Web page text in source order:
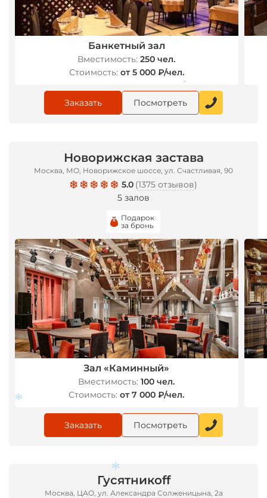
Банкетный зал
Вместимость: 250 чел.
Стоимость: от 5 000 ₽/чел.
Заказать Посмотреть
Новорижская застава
Москва, МО, Новорижское шоссе, ул. Счастливая, 90
5.0 (1375 отзывов)
5 залов
Подарок
за бронь
Зал «Каминный»
Вместимость: 100 чел.
Стоимость: от 7 000 ₽/чел.
Заказать Посмотреть
Гусятникоff
Москва, ЦАО, ул. Александра Солженицына, 2а